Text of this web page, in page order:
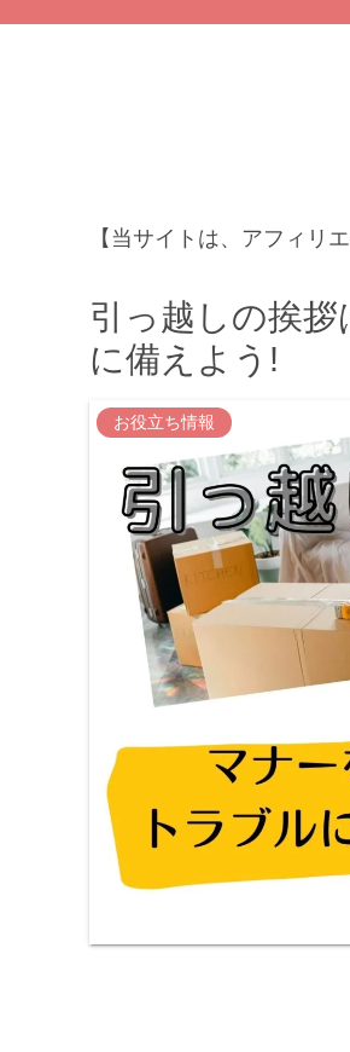
【当サイトは、アフィリ
引っ越しの挨
に備えよう!
お役立ち情報